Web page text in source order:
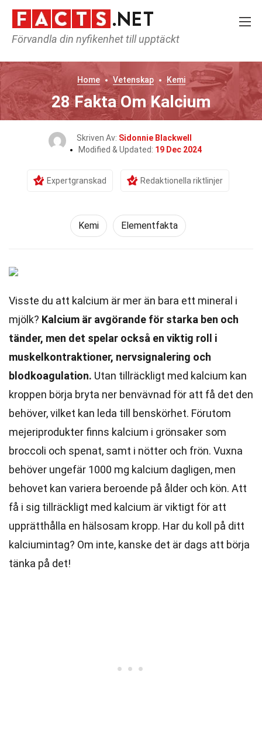
Förvandla din nyfikenhet till upptäckt
Home Vetenskap Kemi
28 Fakta Om Kalcium
Skriven Av: Sidonnie Blackwell
Modified & Updated: 19 Dec 2024
Expertgranskad Redaktionella riktlinjer
Kemi Elementfakta
Visste du att kalcium är mer än bara ett mineral i
mjölk? Kalcium är avgörande för starka ben och
tänder, men det spelar också en viktig roll i
muskelkontraktioner, nervsignalering och
blodkoagulation. Utan tillräckligt med kalcium kan
kroppen börja bryta ner benvävnad för att få det den
behöver, vilket kan leda till benskörhet. Förutom
mejeriprodukter finns kalcium i grönsaker som
broccoli och spenat, samt i nötter och frön. Vuxna
behöver ungefär 1000 mg kalcium dagligen, men
behovet kan variera beroende på ålder och kön. Att
få i sig tillräckligt med kalcium är viktigt för att
upprätthålla en hälsosam kropp. Har du koll på ditt
kalciumintag? Om inte, kanske det är dags att börja
tänka på det!